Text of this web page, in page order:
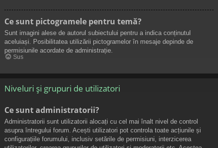
Ce sunt pictogramele pentru temă?
Sunt imagini alese de autorul subiectului pentru a indica conținutul
aceluiași. Posibilitatea utilizării pictogramelor în mesaje depinde de
permisiunile acordate de administrație.
Sus
Niveluri și grupuri de utilizatori
Ce sunt administratorii?
Administratorii sunt utilizatorii alocați cu cel mai înalt nivel de control
asupra întregului forum. Acești utilizatori pot controla toate acțiunile și
configurațiile forumului, inclusiv setările de permisiuni, interzicerea